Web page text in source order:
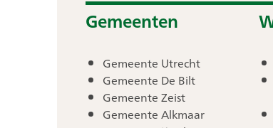
Gemeenten
Gemeente Utrecht
Gemeente De Bilt
Gemeente Zeist
Gemeente Alkmaar